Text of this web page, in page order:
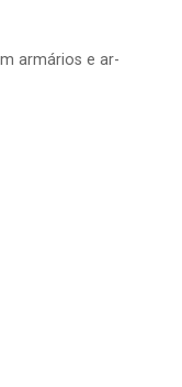
armários e ar-